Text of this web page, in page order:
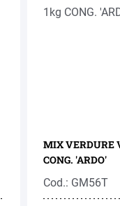
MIX VERDURE
CONG. 'ARDO'
Cod.: GM56T